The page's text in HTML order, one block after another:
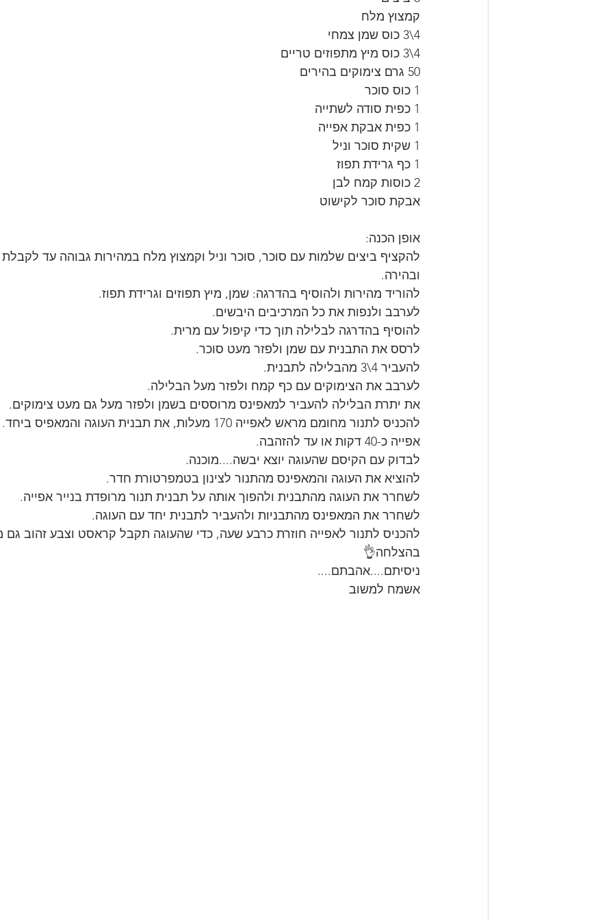
קמצוץ מלח
4\3 כוס שמן צמחי
4\3 כוס מיץ מתפוזים טריים
50 גרם צימוקים בהירים
1 כוס סוכר
1 כפית סודה לשתייה
1 כפית אבקת אפייה
1 שקית סוכר וניל
1 כף גרידת תפוז
2 כוסות קמח לבן
אבקת סוכר לקישוט
אופן הכנה:
להקציף ביצים שלמות עם סוכר, סוכר וניל וקמצוץ מלח במהירות גבוהה עד
ובהירה.
להוריד מהירות ולהוסיף בהדרגה: שמן, מיץ תפוזים וגרידת תפוז.
לערבב ולנפות את כל המרכיבים היבשים.
להוסיף בהדרגה לבלילה תוך כדי קיפול עם מרית.
לרסס את התבנית עם שמן ולפזר מעט סוכר.
להעביר 4\3 מהבלילה לתבנית.
לערבב את הצימוקים עם כף קמח ולפזר מעל הבלילה.
את יתרת הבלילה להעביר למאפינס מרוססים בשמן ולפזר מעל גם מעט צימוקים.
להכניס לתנור מחומם מראש לאפייה 170 מעלות, את תבנית העוגה והמאפיס ביחד.
אפייה כ-40 דקות או עד להזהבה.
לבדוק עם הקיסם שהעוגה יוצא יבשה....מוכנה.
להוציא את העוגה והמאפינס מהתנור לצינון בטמפרטורת חדר.
לשחרר את העוגה מהתבנית ולהפוך אותה על תבנית תנור מרופדת בנייר אפייה.
לשחרר את המאפינס מהתבניות ולהעביר לתבנית יחד עם העוגה.
להכניס לתנור לאפייה חוזרת כרבע שעה, כדי שהעוגה תקבל קראסט וצבע זהוב גם
בהצלחה👌
ניסיתם....אהבתם....
אשמח למשוב